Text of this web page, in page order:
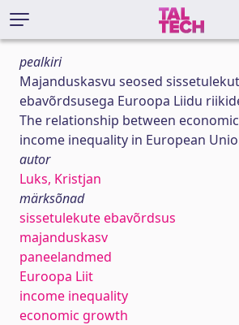
pealkiri
Majanduskasvu seosed
ebavõrdsusega Euroopa Liidu
The relationship between
income inequality in European
autor
Luks, Kristjan
märksõnad
sissetulekute ebavõrdsus
majanduskasv
paneelandmed
Euroopa Liit
income inequality
economic growth